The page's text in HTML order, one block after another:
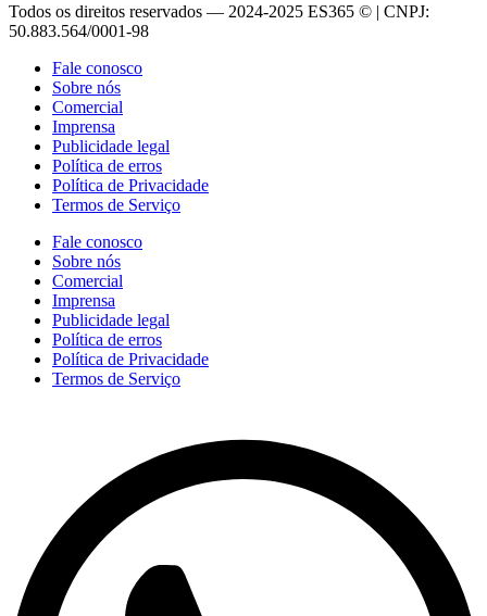
Todos os direitos reservados — 2024-2025 ES365 © | CNPJ:
50.883.564/0001-98
Fale conosco
Sobre nós
Comercial
Imprensa
Publicidade legal
Política de erros
Política de Privacidade
Termos de Serviço
Fale conosco
Sobre nós
Comercial
Imprensa
Publicidade legal
Política de erros
Política de Privacidade
Termos de Serviço